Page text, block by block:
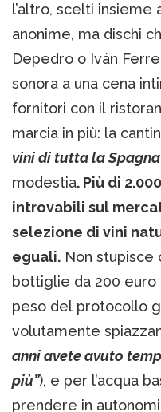
l’altro, scelti insieme
anonime, ma dischi
Depedro o Iván
sonora a una cena
fornitori con il
marcia in più: la
vini di tutta la
modestia. Più di
introvabili sul
selezione di vini
eguali. Non stupisce
bottiglie da 200 euro
peso del protocollo
volutamente
anni avete avuto
più”), e per l’acqua
prendere in